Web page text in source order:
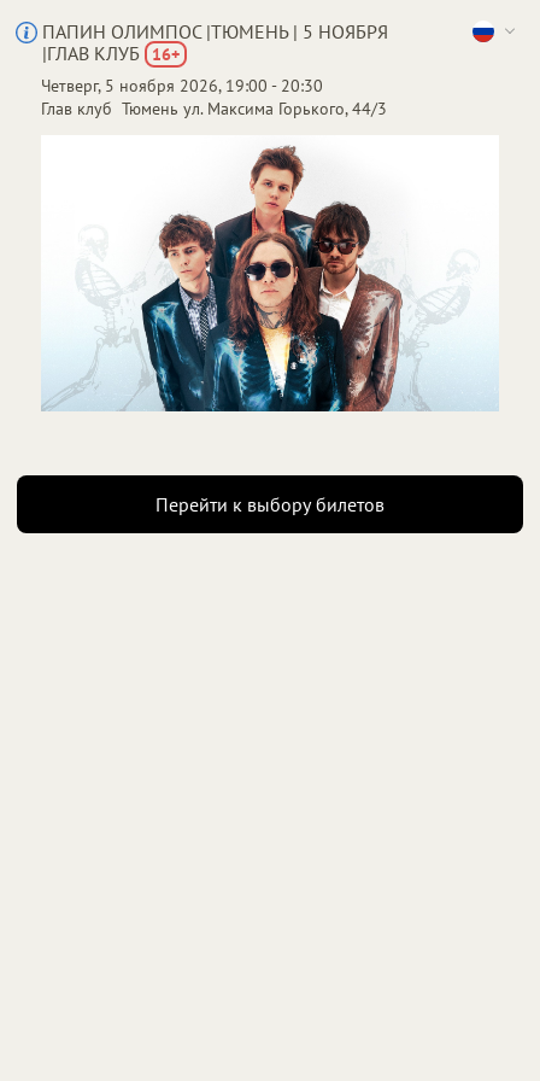
ПАПИН ОЛИМПОС |ТЮМЕНЬ | 5 НОЯБРЯ
|ГЛАВ КЛУБ
16+
Четверг, 5 ноября 2026, 19:00 - 20:30
Глав клуб Тюмень ул. Максима Горького, 44/3
Перейти к выбору билетов
От 1 800 ₽ до 6 000 ₽